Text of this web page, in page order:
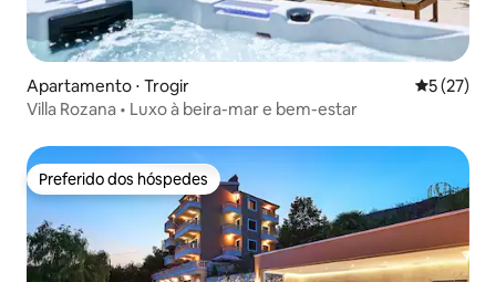
Apartamento ⋅ Trogir 5 de uma
5 (27)
Villa Rozana • Luxo à beira-mar e bem-estar
Preferido dos hóspedes
Preferido dos hóspedes